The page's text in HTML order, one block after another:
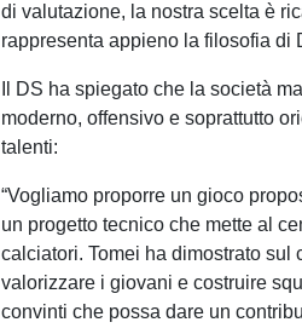
di valutazione, la nostra scelta è
rappresenta appieno la filosofia di
Il DS ha spiegato che la società
moderno, offensivo e soprattutto
talenti:
“Vogliamo proporre un gioco
un progetto tecnico che mette al
calciatori. Tomei ha dimostrato sul
valorizzare i giovani e costruire
convinti che possa dare un